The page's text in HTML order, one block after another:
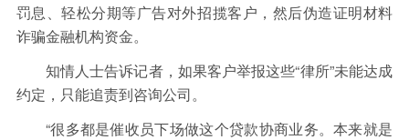
罚息、轻松分期等广告对外招揽客户，然后伪造证明材料
诈骗金融机构资金。
知情人士告诉记者，如果客户举报这些“律所”未能达成
约定，只能追责到咨询公司。
“很多都是催收员下场做这个贷款协商业务。本来就是